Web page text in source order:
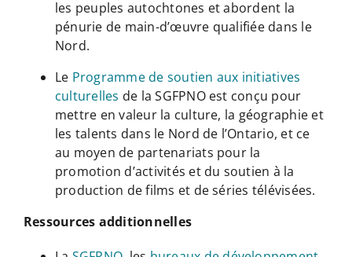
les peuples autochtones et abordent la
pénurie de main-d’œuvre qualifiée dans le
Nord.
Le Programme de soutien aux initiatives
culturelles de la SGFPNO est conçu pour
mettre en valeur la culture, la géographie et
les talents dans le Nord de l’Ontario, et ce
au moyen de partenariats pour la
promotion d’activités et du soutien à la
production de films et de séries télévisées.
Ressources additionnelles